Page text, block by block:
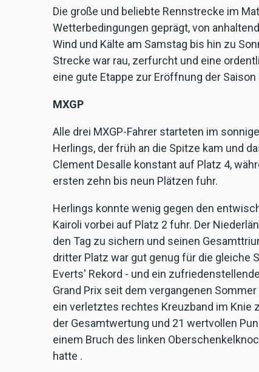
Die große und beliebte Rennstrecke im
Wetterbedingungen geprägt, von
Wind und Kälte am Samstag bis hin zu
Strecke war rau, zerfurcht und eine
eine gute Etappe zur Eröffnung der Saison
MXGP
Alle drei MXGP-Fahrer starteten im
Herlings, der früh an die Spitze kam und
Clement Desalle konstant auf Platz 4,
ersten zehn bis neun Plätzen fuhr.
Herlings konnte wenig gegen den
Kairoli vorbei auf Platz 2 fuhr. Der
den Tag zu sichern und seinen
dritter Platz war gut genug für die gleiche
Everts' Rekord - und ein
Grand Prix seit dem vergangenen
ein verletztes rechtes Kreuzband im Knie
der Gesamtwertung und 21 wertvollen
einem Bruch des linken
hatte .